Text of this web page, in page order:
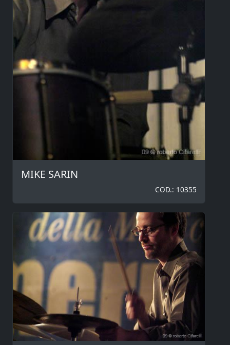
MIKE SARIN
COD.: 10355